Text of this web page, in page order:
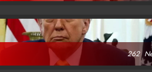
262